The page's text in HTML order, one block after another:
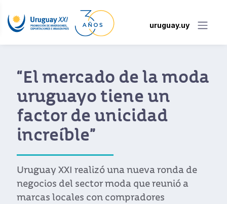
uruguay.uy
“El mercado de la moda
uruguayo tiene un
factor de unicidad
increíble”
Uruguay XXI realizó una nueva ronda de
negocios del sector moda que reunió a
marcas locales con compradores